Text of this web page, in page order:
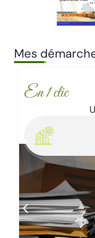
Mes
En 1 clic